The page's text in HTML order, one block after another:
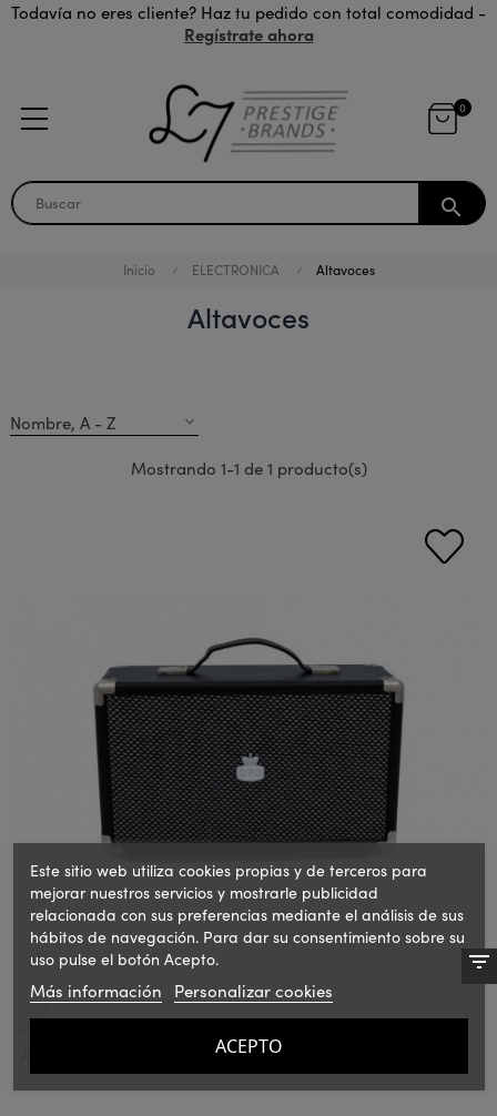
Todavía no eres cliente? Haz tu pedido con total comodidad -
Regístrate ahora
0
search
Inicio ELECTRONICA Altavoces
Altavoces
Nombre, A - Z expand_more
Mostrando 1-1 de 1 producto(s)
GPO
Altavoz Gpo Westwood Negro
Este sitio web utiliza cookies propias y de terceros para
mejorar nuestros servicios y mostrarle publicidad
relacionada con sus preferencias mediante el análisis de sus
hábitos de navegación. Para dar su consentimiento sobre su
uso pulse el botón Acepto.
Más información Personalizar cookies
ACEPTO